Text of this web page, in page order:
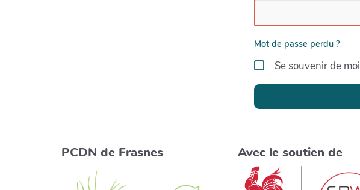
Mot de passe perdu ?
Se souvenir de moi
PCDN de Frasnes Avec le soutien de